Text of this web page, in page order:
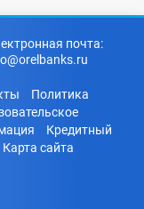
почта:
Политика
Кредитный
Карта сайта